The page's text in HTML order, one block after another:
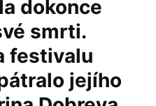
dokonce
smrti.
festivalu
jejího